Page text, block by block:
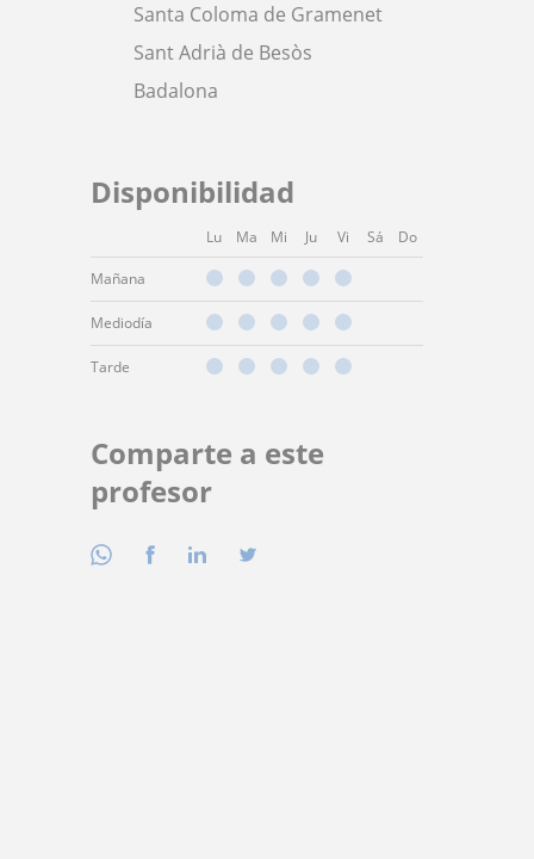
Santa Coloma de Gramenet
Sant Adrià de Besòs
Badalona
Disponibilidad
Lu Ma Mi Ju Vi Sá Do
Mañana
Mediodía
Tarde
Comparte a este
profesor